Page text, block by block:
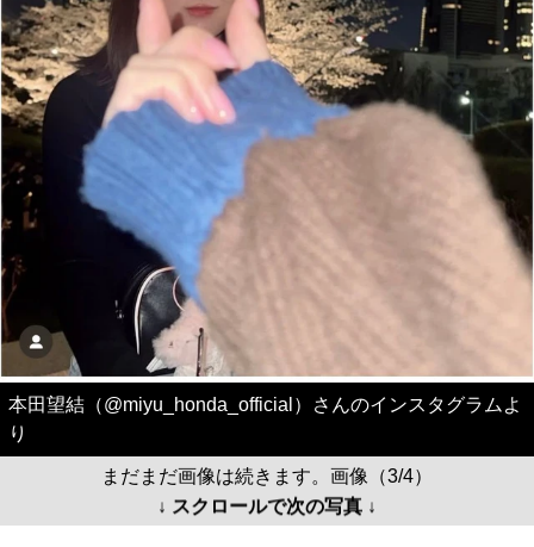
本田望結（@miyu_honda_official）さんのインスタグラムよ
り
まだまだ画像は続きます。画像（3/4）
↓ スクロールで次の写真 ↓